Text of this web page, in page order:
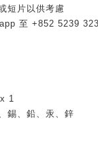
短片以供考慮
至 +852 5239
1
錫、鉛、汞、鋅